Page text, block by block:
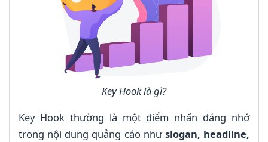
Key Hook là gì?
Key Hook thường là một điểm nhấn đáng nhớ
trong nội dung quảng cáo nhưslogan, headline,